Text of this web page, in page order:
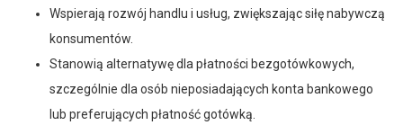
Wspierają rozwój handlu i usług, zwiększając siłę nabywczą
konsumentów.
Stanowią alternatywę dla płatności bezgotówkowych,
szczególnie dla osób nieposiadających konta bankowego
lub preferujących płatność gotówką.